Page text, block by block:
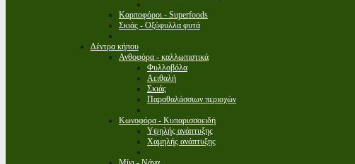
Καρποφόροι - Superfoods
Σκιάς - Οξύφυλλα φυτά
Δέντρα κήπου
Ανθοφόρα - καλλωπιστικά
Φυλλοβόλα
Αειθαλή
Σκιάς
Παραθαλάσσιων περιοχών
Κωνοφόρα - Κυπαρισσοειδή
Υψηλής ανάπτυξης
Χαμηλής ανάπτυξης